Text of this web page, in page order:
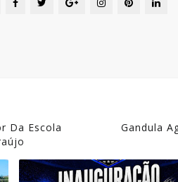
Da Escola
Gandula